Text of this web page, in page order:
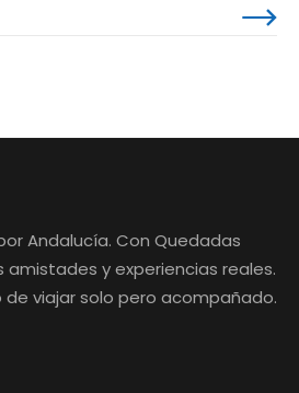
Andalucía. Con Quedadas
amistades y experiencias reales.
viajar solo pero acompañado.